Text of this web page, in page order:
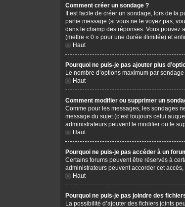
Comment créer un sondage ?
Il est facile de créer un sondage, lors de la
partie message (si vous ne le voyez pas,
dans le champ des réponses. Vous pouvez
(mettre « 0 » pour une durée illimitée) et
Haut
Pourquoi ne puis-je pas ajouter plus
Le nombre d’options maximum par
Haut
Comment modifier ou supprimer un
Comme pour les messages, les sondages
message du sujet (c’est toujours celui
administrateurs peuvent le modifier ou le
Haut
Pourquoi ne puis-je pas accéder à un
Certains forums peuvent être réservés à
administrateurs peuvent accorder cet
Haut
Pourquoi ne puis-je pas joindre des
La possibilité d’ajouter des fichiers joints